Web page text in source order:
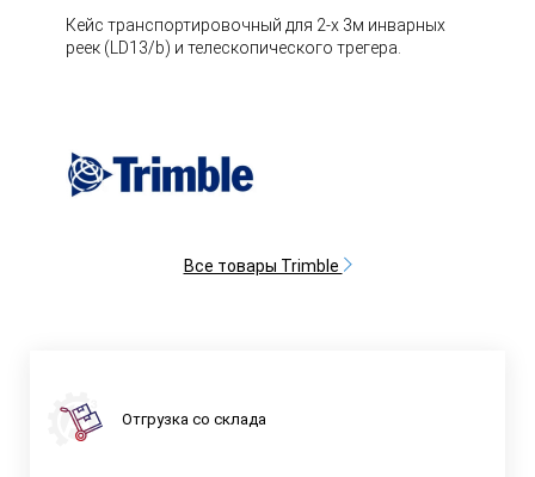
Кейс транспортировочный для 2-х 3м инварных
реек (LD13/b) и телескопического трегера.
Все товары Trimble
Отгрузка со склада